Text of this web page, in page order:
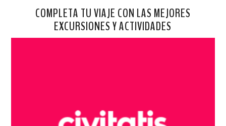
COMPLETA TU VIAJE CON LAS MEJORES
EXCURSIONES Y ACTIVIDADES